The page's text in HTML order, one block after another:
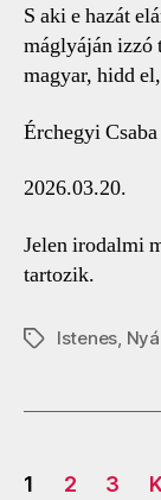
S aki e hazát
máglyáján izzó
magyar, hidd
Érchegyi
2026.03.20.
Jelen irodalmi
tartozik.
CímkékIstenes
1 2 3